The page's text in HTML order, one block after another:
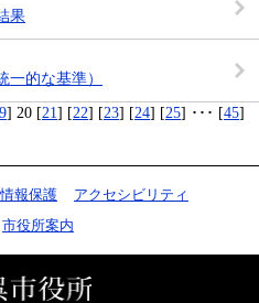
果
的な基準）
] 20 [21 ] [22] [23] [24] [25] ･･･ [45]
報保護
アクセシビリティ
市役所案内